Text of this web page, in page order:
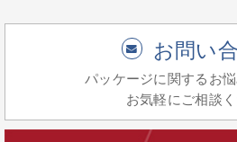
お問い
パッケージに関するお悩
お気軽にご相談